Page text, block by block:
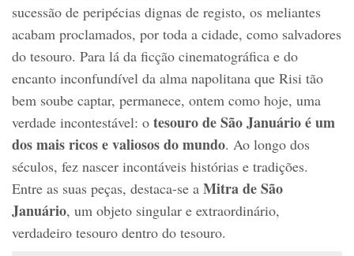
sucessão de peripécias dignas de registo, os meliantes
acabam proclamados, por toda a cidade, como salvadores
do tesouro. Para lá da ficção cinematográfica e do
encanto inconfundível da alma napolitana que Risi tão
bem soube captar, permanece, ontem como hoje, uma
verdade incontestável: o tesouro de São Januário é um
dos mais ricos e valiosos do mundo. Ao longo dos
séculos, fez nascer incontáveis histórias e tradições.
Entre as suas peças, destaca-se a Mitra de São
Januário, um objeto singular e extraordinário,
verdadeiro tesouro dentro do tesouro.